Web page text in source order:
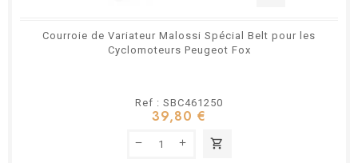
Courroie de Variateur Malossi Spécial Belt pour les
Cyclomoteurs Peugeot Fox
Ref : SBC461250
39,80 €
shopping_cart